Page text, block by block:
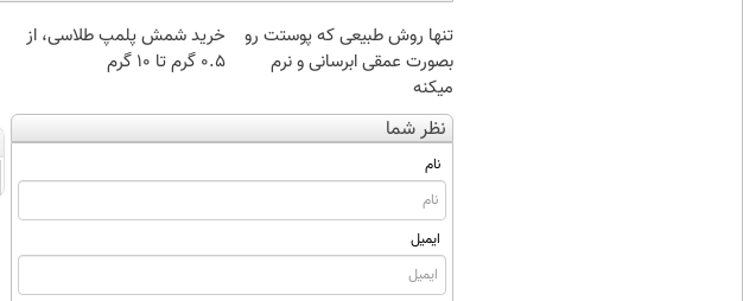
تنها روش طبیعی که پوستت رو
بصورت عمقی ابرسانی و نرم
میکنه
خرید شمش پلمپ طلاسی، از
۰.۵ گرم تا ۱۰ گرم
نظر شما
نام
ایمیل